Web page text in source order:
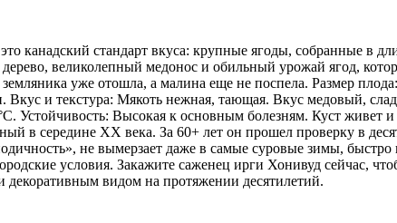
канадский стандарт вкуса: крупные ягоды, собранные в
великолепный медонос и обильный урожай ягод,
уже отошла, а малина еще не поспела. Размер
и текстура: Мякоть нежная, тающая. Вкус медовый,
Устойчивость: Высокая к основным болезням. Куст живет и
в середине XX века. За 60+ лет он прошел проверку в
не вымерзает даже в самые суровые зимы, быстро
условия. Закажите саженец ирги Хонивуд сейчас,
декоративным видом на протяжении десятилетий.